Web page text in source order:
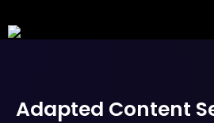
Adapted Content